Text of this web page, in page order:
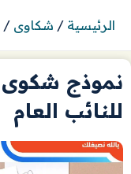
الرئيسية / شكاوى /
نموذج شكوى
للنائب العام